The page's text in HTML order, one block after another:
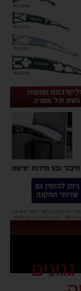
גגונים